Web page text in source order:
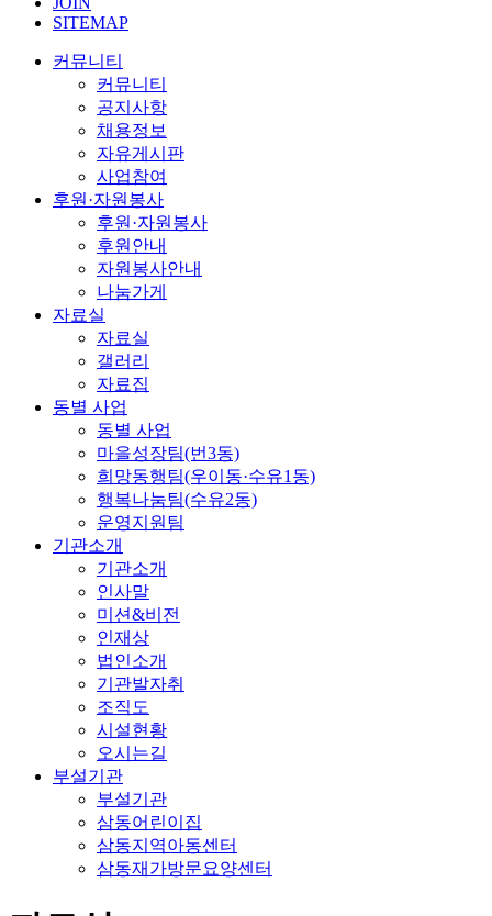
SITEMAP
커뮤니티
커뮤니티
공지사항
채용정보
자유게시판
사업참여
후원·자원봉사
후원·자원봉사
후원안내
자원봉사안내
나눔가게
자료실
자료실
갤러리
자료집
동별 사업
동별 사업
마을성장팀(번3동)
희망동행팀(우이동·수유1동)
행복나눔팀(수유2동)
운영지원팀
기관소개
기관소개
인사말
미션&비전
인재상
법인소개
기관발자취
조직도
시설현황
오시는길
부설기관
부설기관
삼동어린이집
삼동지역아동센터
삼동재가방문요양센터